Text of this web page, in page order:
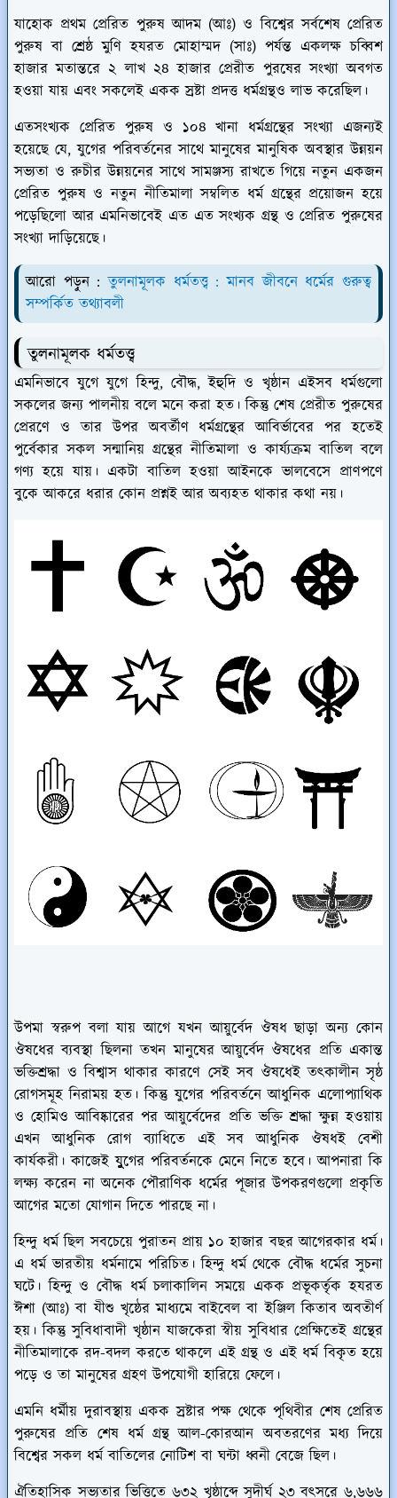
যাহোক প্রথম প্রেরিত পুরুষ আদম (আঃ) ও বিশ্বের সর্বশেষ প্রেরিত
পুরুষ বা শ্রেষ্ঠ মুণি হযরত মোহাম্মদ (সাঃ) পর্যন্ত একলক্ষ চব্বিশ
হাজার মতান্তরে ২ লাখ ২৪ হাজার প্রেরীত পুরষের সংখ্যা অবগত
হওয়া যায় এবং সকলেই একক স্রষ্টা প্রদত্ত ধর্মগ্রন্থও লাভ করেছিল।
এতসংখ্যক প্রেরিত পুরুষ ও ১০৪ খানা ধর্মগ্রন্থের সংখ্যা এজন্যই
হয়েছে যে, যুগের পরিবর্তনের সাথে মানুষের মানুষিক অবস্থার উন্নয়ন
সভ্যতা ও রুচীর উন্নয়নের সাথে সামঞ্জস্য রাখতে গিয়ে নতুন একজন
প্রেরিত পুরুষ ও নতুন নীতিমালা সম্বলিত ধর্ম গ্রন্থের প্রয়োজন হয়ে
পড়েছিলো আর এমনিভাবেই এত এত সংখ্যক গ্রন্থ ও প্রেরিত পুরুষের
সংখ্যা দাড়িয়েছে।
আরো পড়ুন :তুলনামূলক ধর্মতত্ত্ব : মানব জীবনে ধর্মের ‍গুরুত্ব
সম্পর্কিত তথ্যাবলী
তুলনামূলক ধর্মতত্ত্ব
এমনিভাবে যুগে যুগে হিন্দু, বৌদ্ধ, ইহুদি ও খৃষ্ঠান এইসব ধর্মগুলো
সকলের জন্য পালনীয় বলে মনে করা হত। কিন্তু শেষ প্রেরীত পুরুষের
প্রেরণে ও তার উপর অবর্তীণ ধর্মগ্রন্থের আবির্ভাবের পর হতেই
পুর্বেকার সকল সন্মানিয় গ্রন্থের নীতিমালা ও কার্য্যক্রম বাতিল বলে
গণ্য হয়ে যায়। একটা বাতিল হওয়া আইনকে ভালবেসে প্রাণপণে
বুকে আকরে ধরার কোন প্রশ্নই আর অব্যহত থাকার কথা নয়।
উপমা স্বরুপ বলা যায় আগে যখন আয়ুর্বেদ ঔষধ ছাড়া অন্য কোন
ঔষধের ব্যবস্থা ছিলনা তখন মানুষের আয়ুর্বেদ ঔষধের প্রতি একান্ত
ভক্তিশ্রদ্ধা ও বিশ্বাস থাকার কারণে সেই সব ঔষধেই তৎকালীন সৃষ্ঠ
রোগসমূহ নিরাময় হত। কিন্তু যুগের পরিবর্তনে আধুনিক এলোপ্যাথিক
ও হোমিও আবিষ্কারের পর আয়ুর্বেদের প্রতি ভক্তি শ্রদ্ধা ক্ষুন্ন হওয়ায়
এখন আধুনিক রোগ ব্যাধিতে এই সব আধুনিক ঔষধই বেশী
কার্যকরী। কাজেই যুুুুুগের পরিবর্তনকে মেনে নিতে হবে। আপনারা কি
লক্ষ্য করেন না অনেক পৌরাণিক ধর্মের পূজার উপকরণগুলো প্রকৃতি
আগের মতো যোগান দিতে পারছে না।
হিন্দু ধর্ম ছিল সবচেয়ে পুরাতন প্রায় ১০ হাজার বছর আগেরকার ধর্ম।
এ ধর্ম ভারতীয় ধর্মনামে পরিচিত। হিন্দু ধর্ম থেকে বৌদ্ধ ধর্মের সুচনা
ঘটে। হিন্দু ও বৌদ্ধ ধর্ম চলাকালিন সময়ে একক প্রভূকর্তৃক হযরত
ঈশা (আঃ) বা যীশু খৃষ্ঠের মাধ্যমে বাইবেল বা ইঞ্জিল কিতাব অবতীর্ণ
হয়। কিন্তু সুবিধাবাদী খৃষ্ঠান যাজকেরা স্বীয় সুবিধার প্রেক্ষিতেই গ্রন্থের
নীতিমালাকে রদ-বদল করতে থাকলে এই গ্রন্থ ও এই ধর্ম বিকৃত হয়ে
পড়ে ও তা মানুষের গ্রহণ উপযোগী হারিয়ে ফেলে।
এমনি ধর্মীয় দুরাবস্থায় একক স্রষ্টার পক্ষ থেকে পৃথিবীর শেষ প্রেরিত
পুরুষের প্রতি শেষ ধর্ম গ্রন্থ আল-কোরআন অবতরণের মধ্য দিয়ে
বিশ্বের সকল ধর্ম বাতিলের নোটিশ বা ঘন্টা ধ্বনী বেজে ছিল।
ঐতিহাসিক সভ্যতার ভিত্তিতে ৬৩২ খৃষ্ঠাব্দে সুদীর্ঘ ২৩ বৎসরে ৬,৬৬৬